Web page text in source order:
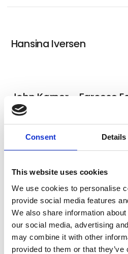
Consent Details
This website uses cookies
We use cookies to personalise
provide social media features
We also share information
our social media, advertising
may combine it with other
provided to them or that
Hansina Iversen
John Kørner - Faroese
Rannva Kunoy